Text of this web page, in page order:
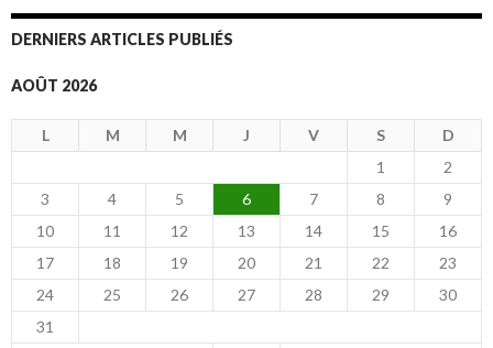
DERNIERS ARTICLES PUBLIÉS
AOÛT 2026
L M M J V S D
1
2
3
4 5 6 7 8
9
10
11 12 13 14 15
16
17
18 19 20 21 22
23
24
25 26 27 28 29
30
31